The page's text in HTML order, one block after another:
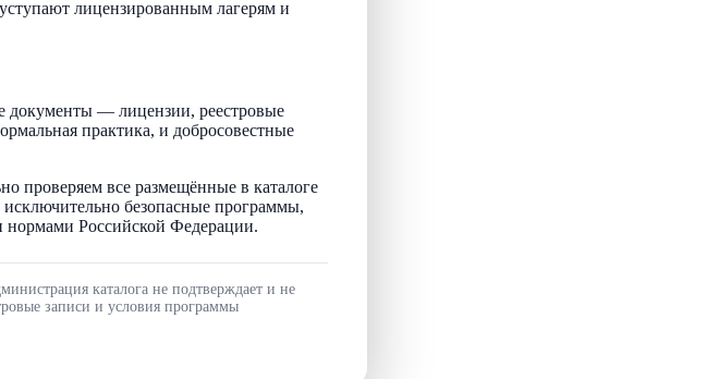
лицензированным лагерям и
документы — лицензии, реестровые
практика, и добросовестные
проверяем все размещённые в каталоге
безопасные программы,
нормами Российской Федерации.
каталога не подтверждает и не
записи и условия программы